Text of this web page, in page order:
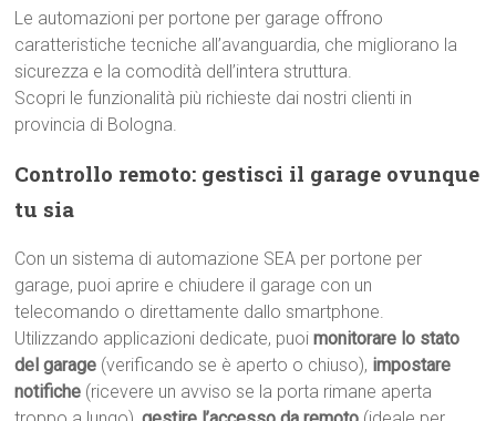
Le automazioni per portone per garage offrono
caratteristiche tecniche all’avanguardia, che migliorano la
sicurezza e la comodità dell’intera struttura.
Scopri le funzionalità più richieste dai nostri clienti in
provincia di Bologna.
Controllo remoto: gestisci il garage ovunque
tu sia
Con un sistema di automazione SEA per portone per
garage, puoi aprire e chiudere il garage con un
telecomando o direttamente dallo smartphone.
Utilizzando applicazioni dedicate, puoimonitorare lo stato
del garage (verificando se è aperto o chiuso), impostare
notifiche (ricevere un avviso se la porta rimane aperta